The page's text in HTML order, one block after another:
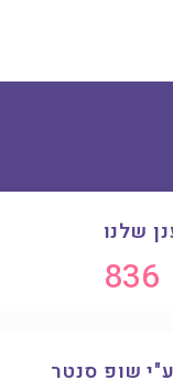
שלנו
961
שופ סנטר